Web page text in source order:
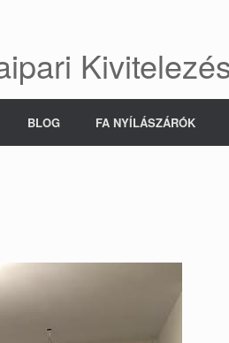
BLOG FA NYÍLÁSZÁRÓK